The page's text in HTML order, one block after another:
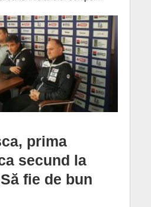
prima
secund la
fie de bun